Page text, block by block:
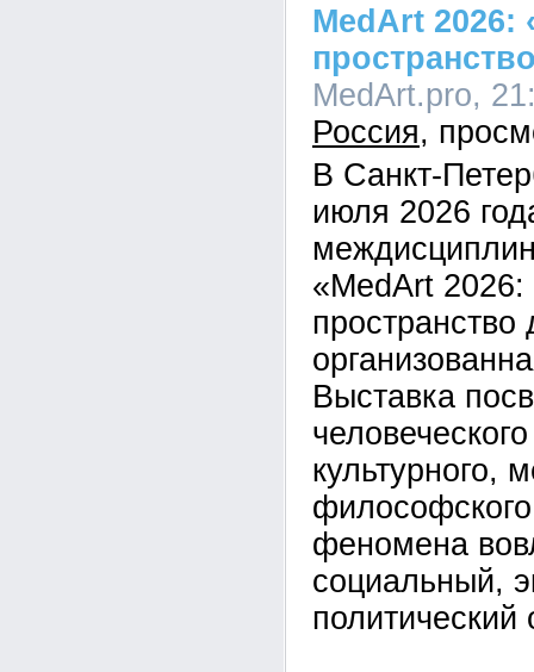
MedArt 2026:
MedArt.pro,
Россия
В Санкт-
июля 2026
«MedArt
Выставка
культурного,
феномена
социальный,
политический